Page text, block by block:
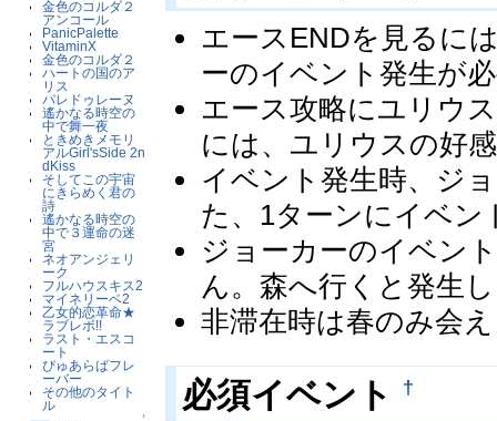
金色のコルダ２
アンコール
PanicPalette
VitaminX
金色のコルダ２
ハートの国のア
リス
パレドゥレーヌ
遙かなる時空の
中で舞一夜
ときめきメモリ
アルGirl'sSide 2n
dKiss
そしてこの宇宙
にきらめく君の
詩
遙かなる時空の
中で３運命の迷
宮
ネオアンジェリ
ーク
フルハウスキス2
マイネリーベ2
乙女的恋革命★
ラブレボ!!
ラスト・エスコ
ート
ぴゅあらばフレ
ーバー
その他のタイト
ル
↑
エースENDを見るに
ーのイベント発生が
エース攻略にユリウ
には、ユリウスの好
イベント発生時、ジ
た、1ターンにイベ
ジョーカーのイベン
ん。森へ行くと発生
非滞在時は春のみ会
必須イベント †